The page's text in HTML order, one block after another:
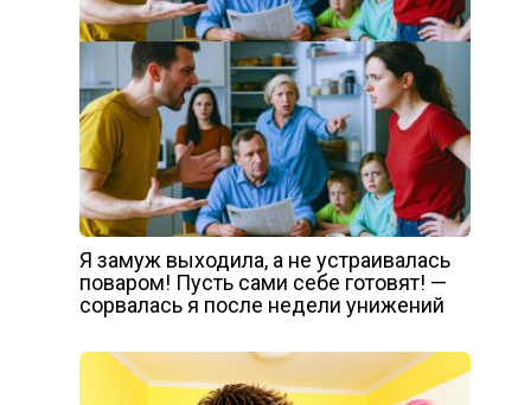
Я замуж выходила, а не устраивалась
поваром! Пусть сами себе готовят! —
сорвалась я после недели унижений